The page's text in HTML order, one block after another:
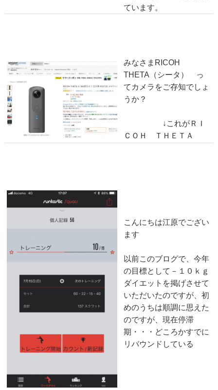
ています。
みなさまRICOH
THETA（シータ） っ
てカメラをご存知でしょ
うか？
↓これがＲＩ
ＣＯＨ ＴＨＥＴＡ
こんにちは江原でござい
ます
以前このブログで、今年
の目標として－１０ｋｇ
ダイエットを掲げさせて
いただいたのですが、初
めのうちは順調に思えた
のですが、現在停滞
期・・・どころかすでに
リバウンドしている